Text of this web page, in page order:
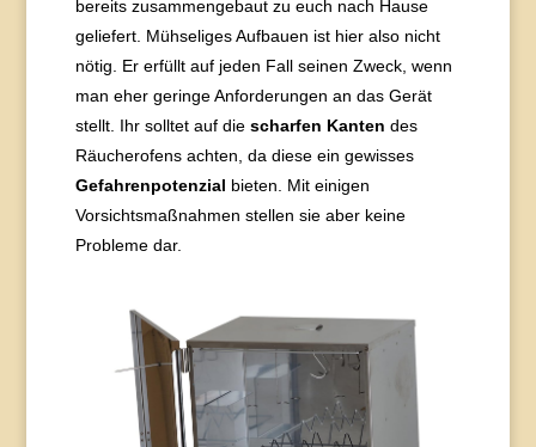
bereits zusammengebaut zu euch nach Hause
geliefert. Mühseliges Aufbauen ist hier also nicht
nötig. Er erfüllt auf jeden Fall seinen Zweck, wenn
man eher geringe Anforderungen an das Gerät
stellt. Ihr solltet auf die scharfen Kanten des
Räucherofens achten, da diese ein gewisses
Gefahrenpotenzial bieten. Mit einigen
Vorsichtsmaßnahmen stellen sie aber keine
Probleme dar.